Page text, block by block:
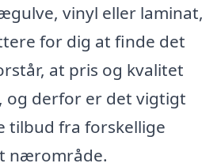
vinyl eller laminat,
for dig at finde det
at pris og kvalitet
og derfor er det vigtigt
tilbud fra forskellige
nærområde.